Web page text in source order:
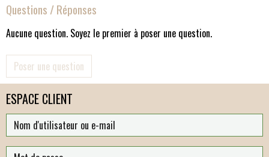
Questions / Réponses
Aucune question. Soyez le premier à poser une question.
Poser une question
ESPACE CLIENT